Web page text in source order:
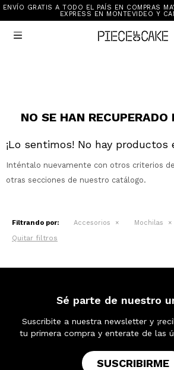
ENVÍO GRATIS A TODO EL PAÍS EN COMPRAS
EXPRESS EN MONTEVIDEO Y

NO SE HAN RECUPERADO
¡Lo sentimos! No hay productos
Inténtalo nuevamente con otros criterios
otras secciones de nuestro catálogo.
Filtrando por: Accesorios Mochilas
Quitar filtros
Sé parte de nuestro
Suscribite a nuestra newsletter y
tu primera compra y enterate de las
SUSCRIBIRME
Sale
New In
Ver Todo
Vestimenta